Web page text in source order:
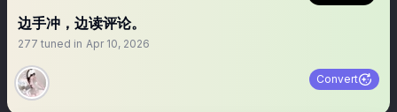
边手冲，边读评论。
277 tuned in Apr 10, 2026
Convert